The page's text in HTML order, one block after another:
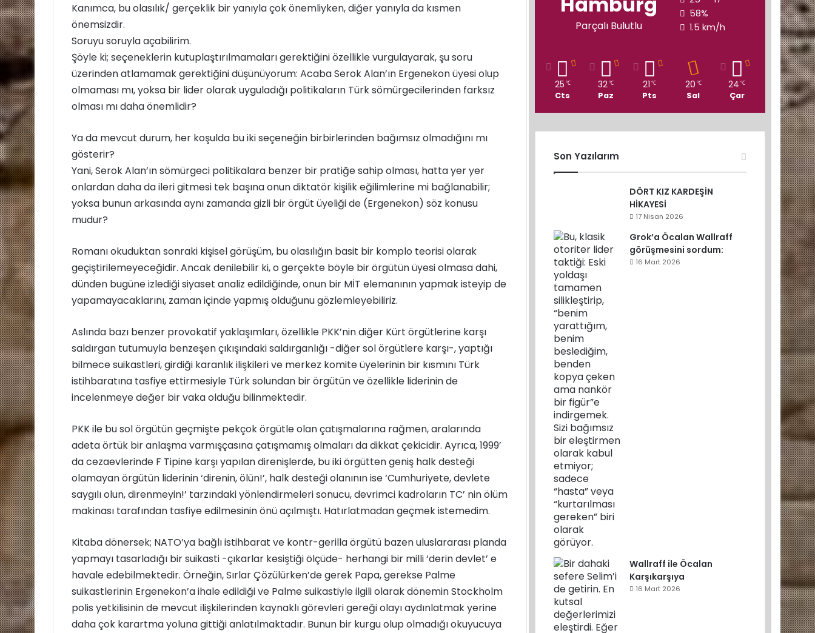
Kanımca, bu olasılık/ gerçeklik bir yanıyla çok önemliyken, diğer yanıyla da kısmen
önemsizdir.
Soruyu soruyla açabilirim.
Şöyle ki; seçeneklerin kutuplaştırılmamaları gerektiğini özellikle vurgulayarak, şu soru
üzerinden atlamamak gerektiğini düşünüyorum: Acaba Serok Alan’ın Ergenekon üyesi olup
olmaması mı, yoksa bir lider olarak uyguladığı politikaların Türk sömürgecilerinden farksız
olması mı daha önemlidir?
Ya da mevcut durum, her koşulda bu iki seçeneğin birbirlerinden bağımsız olmadığını mı
gösterir?
Yani, Serok Alan’ın sömürgeci politikalara benzer bir pratiğe sahip olması, hatta yer yer
onlardan daha da ileri gitmesi tek başına onun diktatör kişilik eğilimlerine mi bağlanabilir;
yoksa bunun arkasında aynı zamanda gizli bir örgüt üyeliği de (Ergenekon) söz konusu
mudur?
Romanı okuduktan sonraki kişisel görüşüm, bu olasılığın basit bir komplo teorisi olarak
geçiştirilemeyeceğidir. Ancak denilebilir ki, o gerçekte böyle bir örgütün üyesi olmasa dahi,
dünden bugüne izlediği siyaset analiz edildiğinde, onun bir MİT elemanının yapmak isteyip de
yapamayacaklarını, zaman içinde yapmış olduğunu gözlemleyebiliriz.
Aslında bazı benzer provokatif yaklaşımları, özellikle PKK’nin diğer Kürt örgütlerine karşı
saldırgan tutumuyla benzeşen çıkışındaki saldırganlığı -diğer sol örgütlere karşı-, yaptığı
bilmece suikastleri, girdiği karanlık ilişkileri ve merkez komite üyelerinin bir kısmını Türk
istihbaratına tasfiye ettirmesiyle Türk solundan bir örgütün ve özellikle liderinin de
incelenmeye değer bir vaka olduğu bilinmektedir.
PKK ile bu sol örgütün geçmişte pekçok örgütle olan çatışmalarına rağmen, aralarında
adeta örtük bir anlaşma varmışçasına çatışmamış olmaları da dikkat çekicidir. Ayrıca, 1999’
da cezaevlerinde F Tipine karşı yapılan direnişlerde, bu iki örgütten geniş halk desteği
olamayan örgütün liderinin ‘direnin, ölün!’, halk desteği olanının ise ‘Cumhuriyete, devlete
saygılı olun, direnmeyin!’ tarzındaki yönlendirmeleri sonucu, devrimci kadroların TC’ nin ölüm
makinası tarafından tasfiye edilmesinin önü açılmıştı. Hatırlatmadan geçmek istemedim.
Kitaba dönersek; NATO’ya bağlı istihbarat ve kontr-gerilla örgütü bazen uluslararası planda
yapmayı tasarladığı bir suikasti -çıkarlar kesiştiği ölçüde- herhangi bir milli ‘derin devlet’ e
havale edebilmektedir. Örneğin, Sırlar Çözülürken’de gerek Papa, gerekse Palme
suikastlerinin Ergenekon’a ihale edildiği ve Palme suikastiyle ilgili olarak dönemin Stockholm
polis yetkilisinin de mevcut ilişkilerinden kaynaklı görevleri gereği olayı aydınlatmak yerine
daha çok karartma yoluna gittiği anlatılmaktadır. Bunun bir kurgu olup olmadığı okuyucuya
Parçalı Bulutlu
58%
1.5 km/h
25 ℃
Cts
32℃
Paz
21 ℃
Pts
20 ℃
Sal
24 ℃
Çar
Son Yazılarım
DÖRT KIZ KARDEŞİN
HİKAYESİ
17 Nisan 2026
Grok’a Öcalan Wallraff
görüşmesini sordum:
16 Mart 2026
Wallraff ile Öcalan
Karşıkarşıya
16 Mart 2026